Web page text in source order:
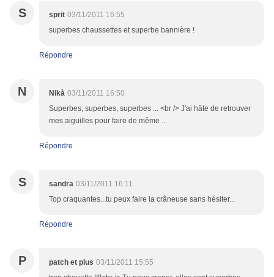
S sprit 03/11/2011 16:55
superbes chaussettes et superbe bannière !
Répondre
N Nikà 03/11/2011 16:50
Superbes, superbes, superbes ... <br /> J'ai hâte de retrouver
mes aiguilles pour faire de même ...
Répondre
S sandra 03/11/2011 16:11
Top craquantes...tu peux faire la crâneuse sans hésiter...
Répondre
P patch et plus 03/11/2011 15:55